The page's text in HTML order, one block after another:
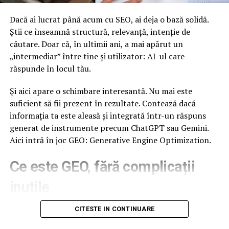
pregatiti sa faca fata acestor provocari, colaborand
pentru a mentine siguranta si frumusetea comunitatii
lor.
In concluzie, localitatile din Vrancea se pregatesc sa
primeasca o primavara calduroasa si frumoasa, plina de
oportunitati de relaxare si bucurie. Cu peisaje pitoresti,
evenimente culturale si atmosfera primitoare, acest
sezon aduce cu sine promisiunea unor zile incantatoare
si amintiri de neuitat pentru locuitorii acestui frumos
colt de tara.
schimbare si afecteaza tot mai multe persoane.
Dacă ai lucrat până acum cu SEO, ai deja o bază solidă.
Știi ce înseamnă structură, relevanță, intenție de
căutare. Doar că, în ultimii ani, a mai apărut un
„intermediar” între tine și utilizator: AI-ul care
răspunde în locul tău.
Și aici apare o schimbare interesantă. Nu mai este
suficient să fii prezent în rezultate. Contează dacă
informația ta este aleasă și integrată într-un răspuns
generat de instrumente precum ChatGPT sau Gemini.
Aici intră în joc GEO: Generative Engine Optimization.
Ce este GEO, fără complicații
GEO înseamnă să-ți construiești conținutul astfel încât
să fie ușor de înțeles, extras și utilizat de un AI. Nu este
CITESTE IN CONTINUARE